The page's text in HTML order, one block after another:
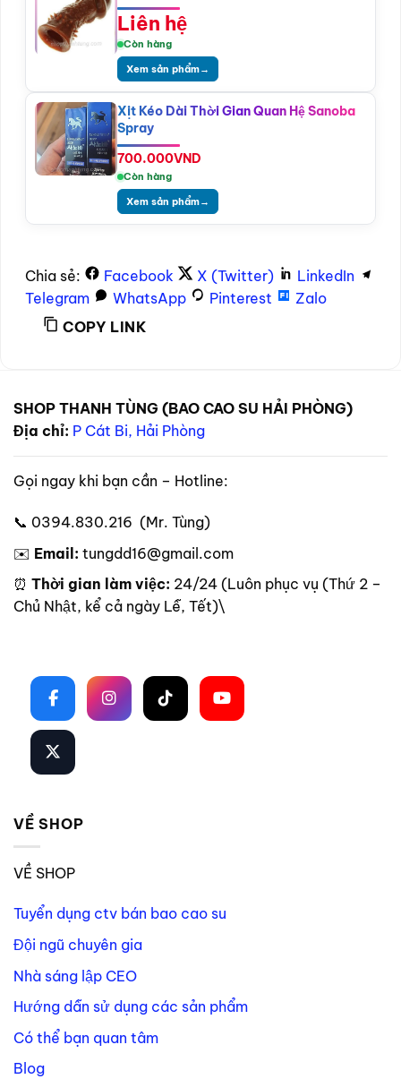
Liên hệ
Còn hàng
Xem sản phẩm→
Xịt Kéo Dài Thời Gian Quan Hệ Sanoba
Spray
700.000VND
Còn hàng
Xem sản phẩm→
Chia sẻ: Facebook X (Twitter)
LinkedIn
Telegram
WhatsApp Pinterest
Zalo
COPY LINK
SHOP THANH TÙNG (BAO CAO SU HẢI PHÒNG)
Địa chỉ: P Cát Bi, Hải Phòng
Gọi ngay khi bạn cần – Hotline:
📞 0394.830.216 (Mr. Tùng)
✉️ Email: tungdd16@gmail.com
⏰ Thời gian làm việc: 24/24 (Luôn phục vụ (Thứ 2 –
Chủ Nhật, kể cả ngày Lễ, Tết)\
VỀ SHOP
VỀ SHOP
Tuyển dụng ctv bán bao cao su
Đội ngũ chuyên gia
Nhà sáng lập CEO
Hướng dẫn sử dụng các sản phẩm
Có thể bạn quan tâm
Blog